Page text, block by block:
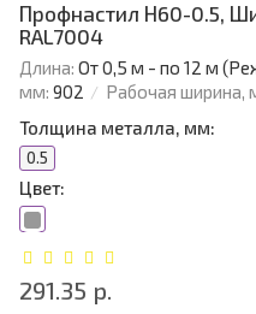
Профнастил Н60-0.5,
RAL7004
Длина: От 0,5 м - по 12 м
мм: 902 Рабочая ширина,
Толщина металла, мм:
0.5
Цвет:
291.35 р.